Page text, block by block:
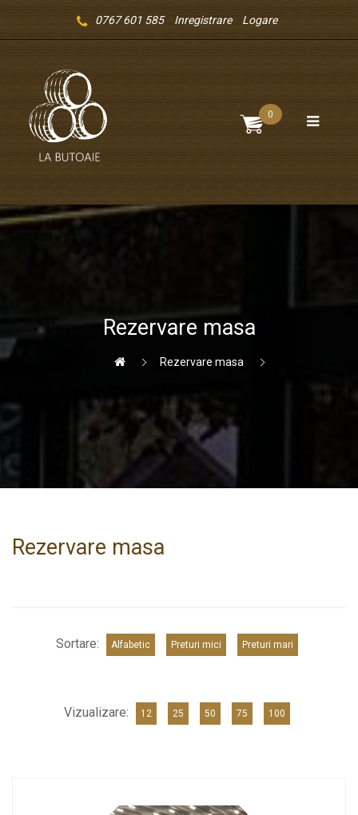
0767 601 585 Inregistrare Logare
0
Rezervare masa
Rezervare masa
Rezervare masa
Sortare: Alfabetic Preturi mici Preturi mari
Vizualizare: 12 25 50 75 100